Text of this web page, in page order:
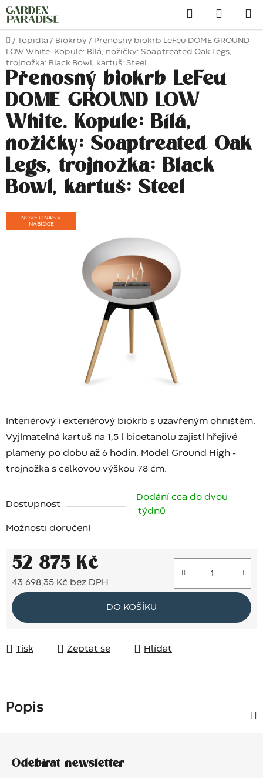
Přejít
na
obsah
Hledat
Domů
/ Topidla / Biokrby / Přenosný biokrb LeFeu DOME GROUND
LOW White. Kopule: Bílá, nožičky: Soaptreated Oak Legs,
trojnožka: Black Bowl, kartuš: Steel
Interiérový i exteriérový biokrb s uzavřeným ohništěm.
Vyjímatelná kartuš na 1,5 l bioetanolu zajistí hřejivé
plameny po dobu až 6 hodin. Model Ground High -
trojnožka s celkovou výškou 78 cm.
Dostupnost
Dodání cca do dvou
týdnů
Možnosti doručení
52 875 Kč
43 698,35 Kč bez DPH
Měrná cena:
DO KOŠÍKU
Tisk Zeptat se Hlídat
Přenosný biokrb LeFeu
DOME GROUND LOW
White. Kopule: Bílá,
nožičky: Soaptreated Oak
Legs, trojnožka: Black
Bowl, kartuš: Steel
NOVĚ U NÁS V
NABÍDCE
Popis
Odebírat newsletter